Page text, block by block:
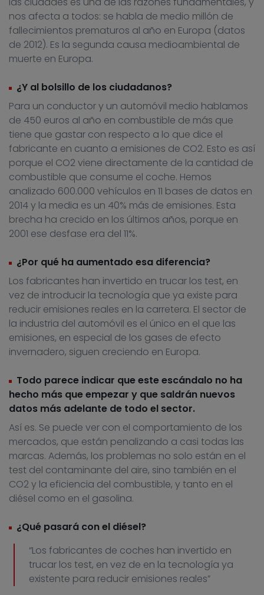
nos afecta a todos: se habla de medio millón de
fallecimientos prematuros al año en Europa (datos
de 2012). Es la segunda causa medioambiental de
muerte en Europa.
¿Y al bolsillo de los ciudadanos?
Para un conductor y un automóvil medio hablamos
de 450 euros al año en combustible de más que
tiene que gastar con respecto a lo que dice el
fabricante en cuanto a emisiones de CO2. Esto es así
porque el CO2 viene directamente de la cantidad de
combustible que consume el coche. Hemos
analizado 600.000 vehículos en 11 bases de datos en
2014 y la media es un 40% más de emisiones. Esta
brecha ha crecido en los últimos años, porque en
2001 ese desfase era del 11%.
¿Por qué ha aumentado esa diferencia?
Los fabricantes han invertido en trucar los test, en
vez de introducir la tecnología que ya existe para
reducir emisiones reales en la carretera. El sector de
la industria del automóvil es el único en el que las
emisiones, en especial de los gases de efecto
invernadero, siguen creciendo en Europa.
Todo parece indicar que este escándalo no ha
hecho más que empezar y que saldrán nuevos
datos más adelante de todo el sector.
Así es. Se puede ver con el comportamiento de los
mercados, que están penalizando a casi todas las
marcas. Además, los problemas no solo están en el
test del contaminante del aire, sino también en el
CO2 y la eficiencia del combustible, y tanto en el
diésel como en el gasolina.
¿Qué pasará con el diésel?
“Los fabricantes de coches han invertido en
trucar los test, en vez de en la tecnología ya
existente para reducir emisiones reales”